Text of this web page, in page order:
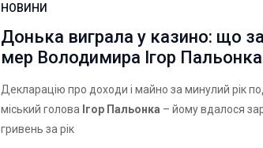
НОВИНИ
Донька виграла у казино: що
мер Володимира Ігор Пальонка
Декларацію про доходи і майно за минулий рік
міський голова Ігор Пальонка – йому вдалося
гривень за рік